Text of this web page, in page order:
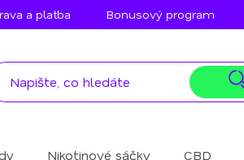
a platba Bonusový program
Nikotinové sáčky CBD